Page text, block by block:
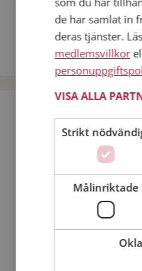
Andra singlar från
Dejta män i Sverige
Dejta kvinnor i Sverige
Bli
Min ålder:
de har samlat in
deras tjänster.
medlemsvillkor
VISA ALLA
Strikt
Målinriktade